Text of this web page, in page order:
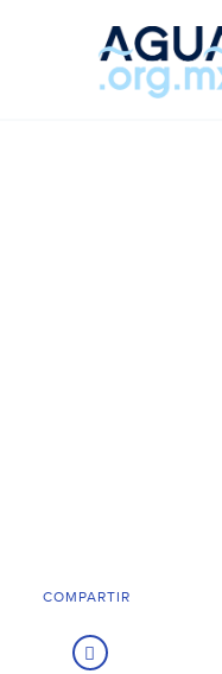
COMPARTIR